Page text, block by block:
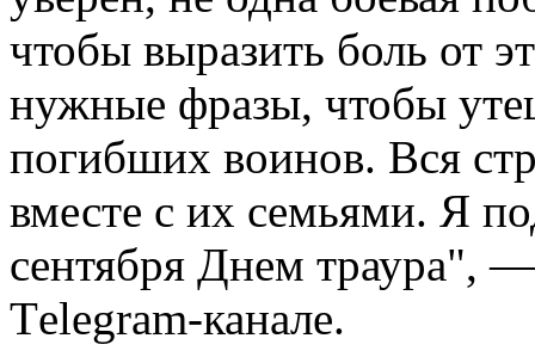
чтобы выразить боль от
нужные фразы, чтобы
погибших воинов. Вся
вместе с их семьями. Я
сентября Днем траура",
Тelegram-канале.